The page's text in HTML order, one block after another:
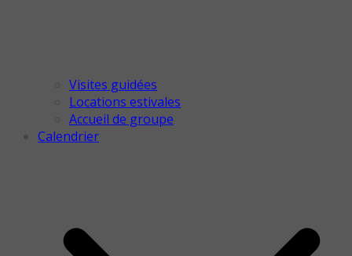
Visites guidées
Locations estivales
Accueil de groupe
Calendrier